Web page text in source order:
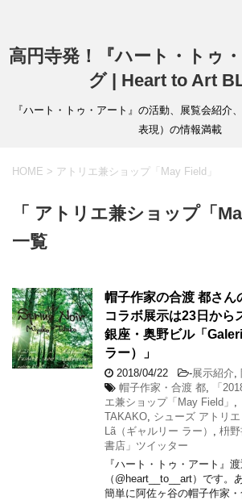
高円寺発！『ハート・トゥ
グ | Heart to Art
『ハート・トゥ・アート』の活動、展覧会紹介
表現）の情報満載
HOME > アトリエ兼ショップ「May Field」
「 アトリエ兼ショップ「
一覧
帽子作家の合渡 都さん
コラボ展示は23日から
銀座・奥野ビル「
ラー）」
2018/04/22 -展示紹介
帽子作家・合渡 都
「
エ兼ショップ「May Field」
TAKAKO シューズ アトリ
Lã（ギャルリー ラー）
枡
書店」ツイッター
『ハート・トゥ・アート』渡
（@heart__to__art）です。
簡単に阿佐ヶ谷の帽子作家